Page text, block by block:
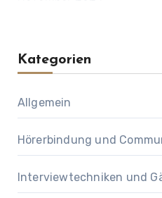
Kategorien
Allgemein
Hörerbindung und
Interviewtechniken und